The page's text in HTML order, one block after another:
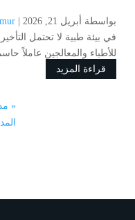
بواسطة ‪
أبريل 21, 2026
في بيئة طبية لا تحتمل
للأطباء والمعالجين عاملاً
قراءة المزيد
«